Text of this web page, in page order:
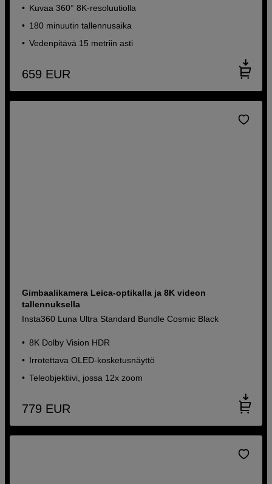
Kuvaa 360° 8K-resoluutiolla
180 minuutin tallennusaika
Vedenpitävä 15 metriin asti
659 EUR
Gimbaalikamera Leica-optikalla ja 8K videon
tallennuksella
Insta360 Luna Ultra Standard Bundle Cosmic Black
8K Dolby Vision HDR
Irrotettava OLED-kosketusnäyttö
Teleobjektiivi, jossa 12x zoom
779 EUR